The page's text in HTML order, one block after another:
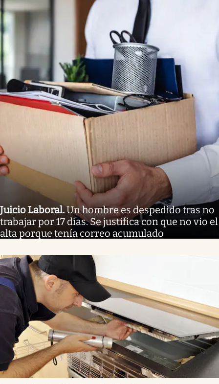
Juicio Laboral.Un hombre es despedido tras no
trabajar por 17 días. Se justifica con que no vio el
alta porque tenía correo acumulado